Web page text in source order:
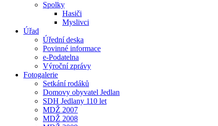
Spolky
Hasiči
Myslivci
Úřad
Úřední deska
Povinné informace
e-Podatelna
Výroční zprávy
Fotogalerie
Setkání rodáků
Domovy obyvatel Jedlan
SDH Jedlany 110 let
MDŽ 2007
MDŽ 2008